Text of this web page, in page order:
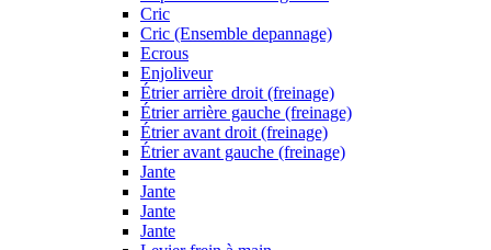
Cric
Cric (Ensemble depannage)
Ecrous
Enjoliveur
Étrier arrière droit (freinage)
Étrier arrière gauche (freinage)
Étrier avant droit (freinage)
Étrier avant gauche (freinage)
Jante
Jante
Jante
Jante